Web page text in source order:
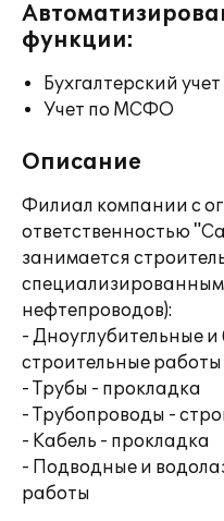
функции:
Бухгалтерский учет
Учет по МСФО
Описание
Филиал компании с
ответственностью
занимается
нефтепроводов):
- Дноуглубительные
строительные работы
- Трубы - прокладка
- Трубопроводы -
- Кабель - прокладка
- Подводные и
работы